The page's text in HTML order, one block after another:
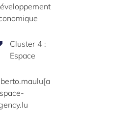
Cluster 4 :
Espace